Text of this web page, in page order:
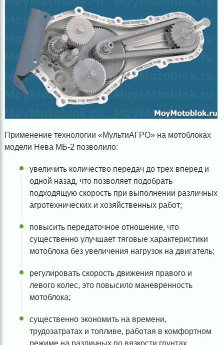
Применение технологии «МультиАГРО» на мотоблоках
модели Нева МБ-2 позволило:
увеличить количество передач до трех вперед и
одной назад, что позволяет подобрать
подходящую скорость при выполнении различных
агротехнических и хозяйственных работ;
повысить передаточное отношение, что
существенно улучшает тяговые характеристики
мотоблока без увеличения нагрузок на двигатель;
регулировать скорость движения правого и
левого колес, это повысило маневренность
мотоблока;
существенно экономить на времени,
трудозатратах и топливе, работая в комфортном
режиме на различных по вязкости грунтах.